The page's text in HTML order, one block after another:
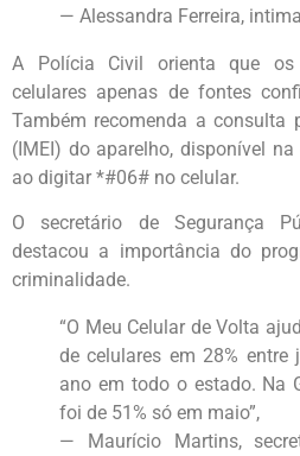
— Alessandra Ferreira,
A Polícia Civil orienta que os
celulares apenas de fontes
Também recomenda a consulta
(IMEI) do aparelho, disponível
ao digitar *#06# no celular.
O secretário de Segurança
destacou a importância do
criminalidade.
“O Meu Celular de Volta
de celulares em 28% entre
ano em todo o estado. Na
foi de 51% só em maio”,
— Maurício Martins,